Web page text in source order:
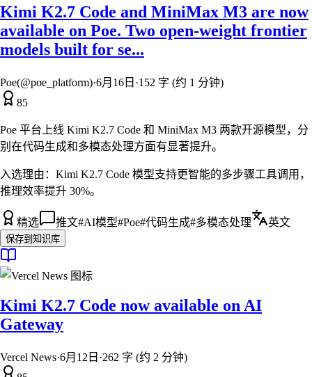
Kimi K2.7 Code and MiniMax M3 are now
available on Poe. Two open-weight frontier
models built for se...
Poe(@poe_platform)·6月16日 ·152 字 (约 1 分钟)
85
Poe 平台上线 Kimi K2.7 Code 和 MiniMax M3 两款开源模型，分
别在代码生成和多模态处理方面有显著提升。
入选理由： Kimi K2.7 Code 模型支持更智能的多步骤工具调用，
推理效率提升 30%。
精选 推文#AI模型#Poe#代码生成#多模态处理 英文
保存到知识库
Kimi K2.7 Code now available on AI
Gateway
Vercel News·6月12日 ·262 字 (约 2 分钟)